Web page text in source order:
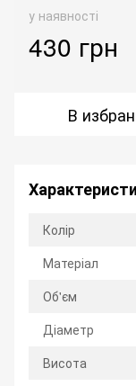
у наявності
430 грн
В
Колір
Матеріал
Об'єм
Діаметр
Висота